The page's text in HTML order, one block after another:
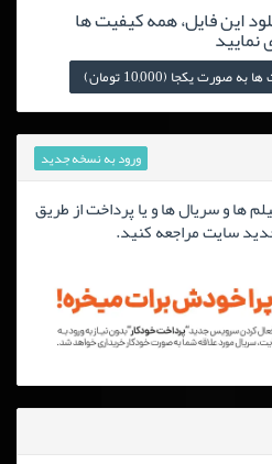
این فایل، همه کیفیت ها
نمایید
یکجا (10,000 تومان)
ورود به نسخه جدید
ها و سریال ها و یا پرداخت از طریق
سایت مراجعه کنید.